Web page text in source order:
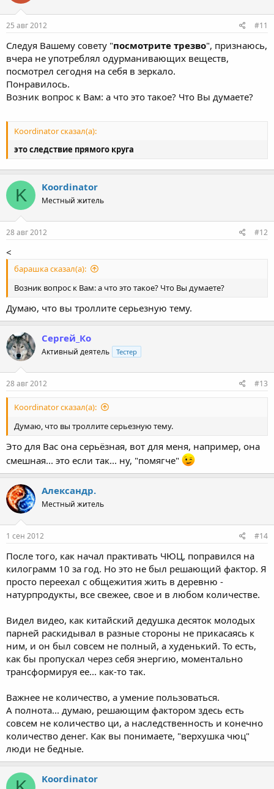
25 авг 2012 #11
Следуя Вашему совету "посмотрите трезво", признаюсь,
вчера не употреблял одурманивающих веществ,
посмотрел сегодня на себя в зеркало.
Понравилось.
Возник вопрос к Вам: а что это такое? Что Вы думаете?
Koordinator сказал(а):
это следствие прямого круга
K Koordinator
Местный житель
28 авг 2012 #12
<
барашка сказал(а):
Возник вопрос к Вам: а что это такое? Что Вы думаете?
Думаю, что вы троллите серьезную тему.
Сергей_Ко
Активный деятель Тестер
28 авг 2012 #13
Koordinator сказал(а):
Думаю, что вы троллите серьезную тему.
Это для Вас она серьёзная, вот для меня, например, она
смешная... это если так... ну, "помягче"
Александр.
Местный житель
1 сен 2012 #14
После того, как начал практивать ЧЮЦ, поправился на
килограмм 10 за год. Но это не был решающий фактор. Я
просто переехал с общежития жить в деревню -
натурпродукты, все свежее, свое и в любом количестве.
Видел видео, как китайский дедушка десяток молодых
парней раскидывал в разные стороны не прикасаясь к
ним, и он был совсем не полный, а худенький. То есть,
как бы пропускал через себя энергию, моментально
трансформируя ее... как-то так.
Важнее не количество, а умение пользоваться.
А полнота... думаю, решающим фактором здесь есть
совсем не количество ци, а наследственность и конечно
количество денег. Как вы понимаете, "верхушка чюц"
люди не бедные.
Koordinator